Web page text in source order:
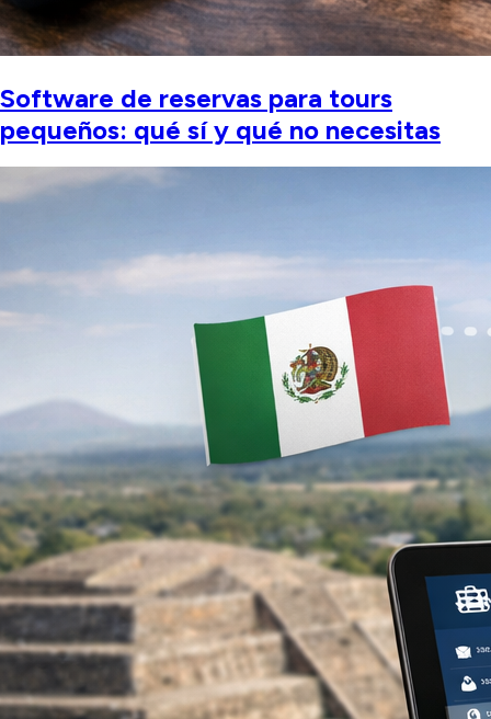
Software de reservas para tours
pequeños: qué sí y qué no necesitas